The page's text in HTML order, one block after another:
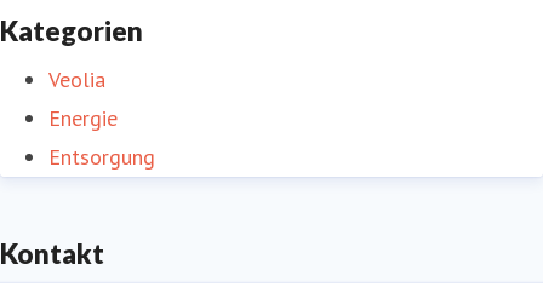
Kategorien
Veolia
Energie
Entsorgung
Kontakt